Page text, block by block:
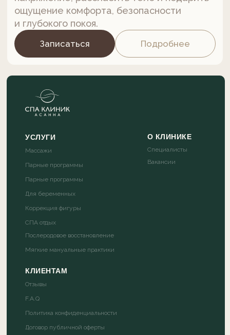
О КЛИНИКЕ
Специалисты
Вакансии
КЛИЕНТАМ
Отзывы
F.A.Q
Политика конфиденциальности
Договор публичной оферты
УСЛУГИ
Массажи
СПА отдых
Парные программы
Парные программы
Для беременных
Послеродовое восстановление
Коррекция фигуры
Мягкие мануальные практики